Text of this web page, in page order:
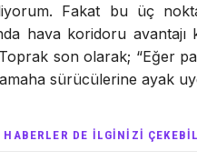
Fakat bu üç
hava koridoru avantajı
son olarak; “Eğer
sürücülerine ayak
HABERLER DE İLGİNİZİ